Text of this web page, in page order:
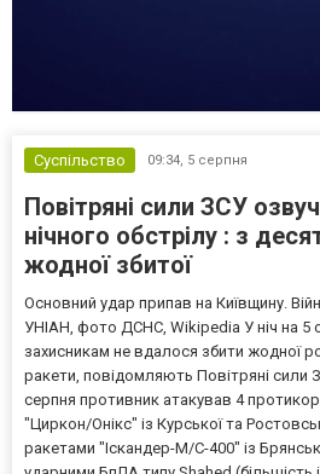
Суспільство 09:34, 5 серпня
Повітряні сили ЗСУ
нічного обстрілу : з
жодної збитої
Основний удар припав на Київщину.
УНІАН, фото ДСНС, Wikipedia У ніч на 5
захисникам не вдалося збити жодної
ракети, повідомляють Повітряні сили
серпня противник атакував 4
"Циркон/Онікс" із Курської та
ракетами "Іскандер-М/С-400" із